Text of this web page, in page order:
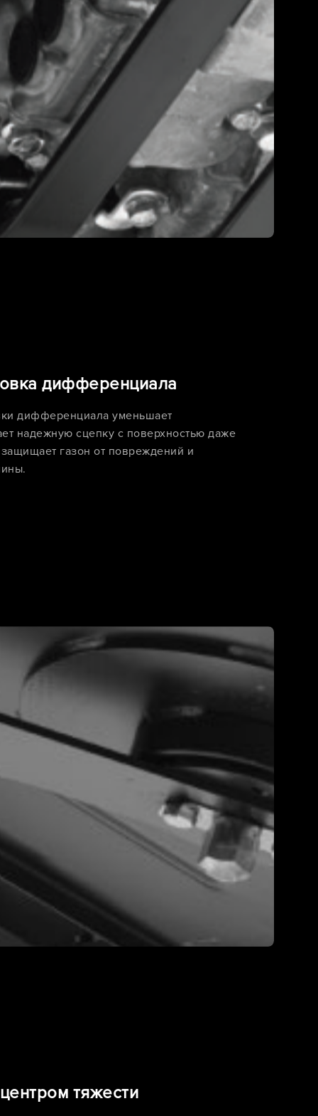
дифференциала
дифференциала уменьшает
надежную сцепку с поверхностью даже
газон от повреждений и
тяжести